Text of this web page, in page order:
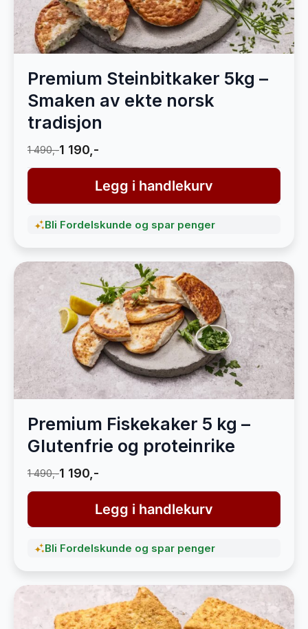
Premium Steinbitkaker 5kg –
Smaken av ekte norsk
tradisjon
1 490,-1 190,-
Legg i handlekurv
Bli Fordelskunde og spar penger
Premium Fiskekaker 5 kg –
Glutenfrie og proteinrike
1 490,-1 190,-
Legg i handlekurv
Bli Fordelskunde og spar penger